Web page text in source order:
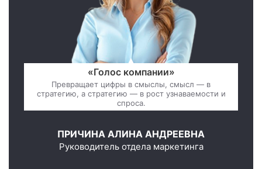
«Голос компании»
Превращает цифры в смыслы, смысл — в
стратегию, а стратегию — в рост узнаваемости и
спроса.
ПРИЧИНА АЛИНА АНДРЕЕВНА
Руководитель отдела маркетинга